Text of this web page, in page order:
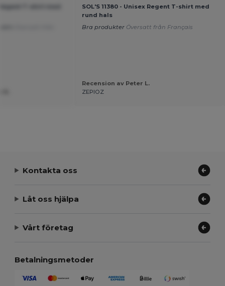
SOL'S 11380 - Unisex Regent T-shirt med
rund hals
Bra produkter Översatt från Français
Recension av Peter L.
ZEPIOZ
Kontakta oss
Låt oss hjälpa
Vårt företag
Betalningsmetoder